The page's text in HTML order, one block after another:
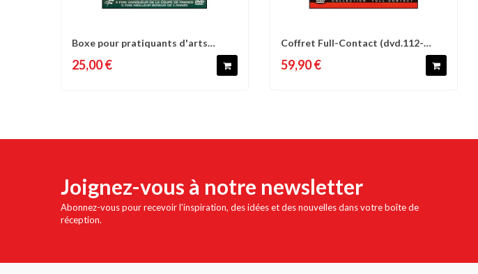
Comparer Liste d'envies
Boxe pour pratiquants d'arts
25,00 €
Comparer Liste d'envies
Coffret Full-Contact (dvd.112-
59,90 €
Joignez-vous à notre newsletter
Abonnez-vous pour recevoir l'inspiration, des idées et des nouvelles dans votre boîte de
réception.